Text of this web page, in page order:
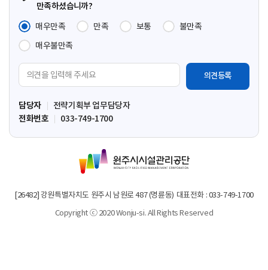
만족하셨습니까?
매우만족
만족 보통
불만족
매우불만족
견
입
력
담당자
전략기획부 업무담당자
전화번호
033-749-1700
원
주
시
설
[26482] 강원특별자치도 원주시 남원로 487 (명륜동) 대표전화 : 033-749-1700
Copyright ⓒ 2020 Wonju-si. All Rights Reserved